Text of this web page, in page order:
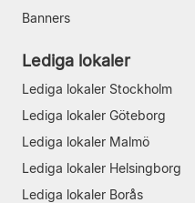
Banners
Lediga lokaler
Lediga lokaler Stockholm
Lediga lokaler Göteborg
Lediga lokaler Malmö
Lediga lokaler Helsingborg
Lediga lokaler Borås